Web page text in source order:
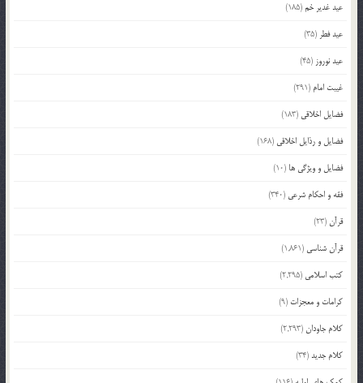
عید غدیر خم(185)
عید فطر (35)
عید نوروز (45)
غیبت امام (291)
فضایل اخلاقی (183)
فضایل و رذایل اخلاقی (168)
فضایل و ویژگی ها (10)
فقه و احکام شرعی (340)
قرآن(23)
قرآن شناسی (1,861)
کتب اسلامی (2,295)
کرامات و معجزات (9)
کلام جاودان(2,293)
کلام جدید(34)